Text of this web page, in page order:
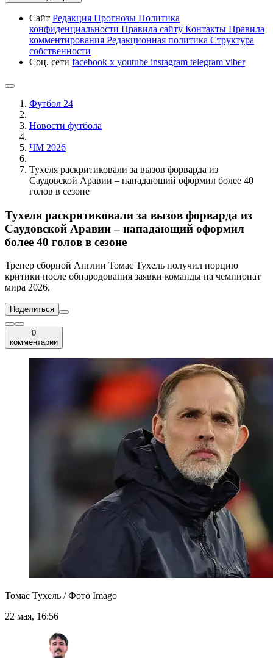
Сайт Редакция Прогнозы Политика
конфиденциальности Правила сайту Контакты Правила
комментирования Редакционная политика Структура
собственности
Соц. сети facebook x youtube instagram telegram viber
Футбол 24
Новости футбола
ЧМ 2026
Тухеля раскритиковали за вызов форварда из
Саудовской Аравии – нападающий оформил более 40
голов в сезоне
Тухеля раскритиковали за вызов форварда из
Саудовской Аравии – нападающий оформил
более 40 голов в сезоне
Тренер сборной Англии Томас Тухель получил порцию
критики после обнародования заявки команды на чемпионат
мира 2026.
Поделиться
0
комментарии
Томас Тухель / Фото Imago
22 мая, 16:56